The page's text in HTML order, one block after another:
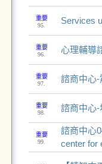
重要
95.
Services
重要
96.
心理輔導
重要
97.
諮商中心-
重要
98.
諮商中心
重要
99.
諮商中心
center for